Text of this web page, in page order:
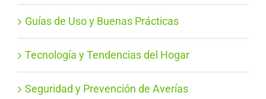
Guías de Uso y Buenas Prácticas
Tecnología y Tendencias del Hogar
Seguridad y Prevención de Averías